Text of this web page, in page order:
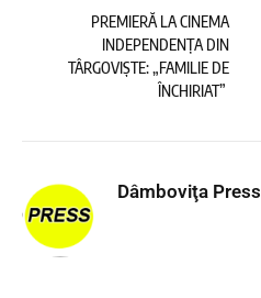
PREMIERĂ LA CINEMA
INDEPENDENȚA DIN
TÂRGOVIȘTE: „FAMILIE DE
ÎNCHIRIAT”
Dâmboviţa Press